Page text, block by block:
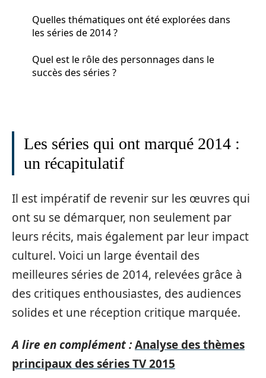
Quelles thématiques ont été explorées dans
les séries de 2014 ?
Quel est le rôle des personnages dans le
succès des séries ?
Les séries qui ont marqué 2014 :
un récapitulatif
Il est impératif de revenir sur les œuvres qui
ont su se démarquer, non seulement par
leurs récits, mais également par leur impact
culturel. Voici un large éventail des
meilleures séries de 2014, relevées grâce à
des critiques enthousiastes, des audiences
solides et une réception critique marquée.
A lire en complément :Analyse des thèmes
principaux des séries TV 2015